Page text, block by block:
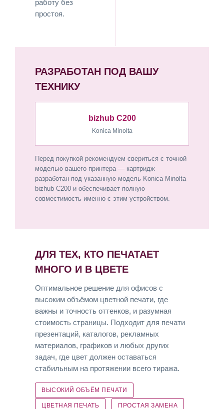
работу без
простоя.
РАЗРАБОТАН ПОД ВАШУ
ТЕХНИКУ
bizhub C200
Konica Minolta
Перед покупкой рекомендуем свериться с точной
моделью вашего принтера — картридж
разработан под указанную модель Konica Minolta
bizhub C200 и обеспечивает полную
совместимость именно с этим устройством.
ДЛЯ ТЕХ, КТО ПЕЧАТАЕТ
МНОГО И В ЦВЕТЕ
Оптимальное решение для офисов с
высоким объёмом цветной печати, где
важны и точность оттенков, и разумная
стоимость страницы. Подходит для печати
презентаций, каталогов, рекламных
материалов, графиков и любых других
задач, где цвет должен оставаться
стабильным на протяжении всего тиража.
ВЫСОКИЙ ОБЪЁМ ПЕЧАТИ
ЦВЕТНАЯ ПЕЧАТЬ ПРОСТАЯ ЗАМЕНА